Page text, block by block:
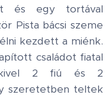
és egy tortával
Pista bácsi szeme
kezdett a miénk.
családot fiatal
akivel 2 fiú és 2
szeretetben teltek